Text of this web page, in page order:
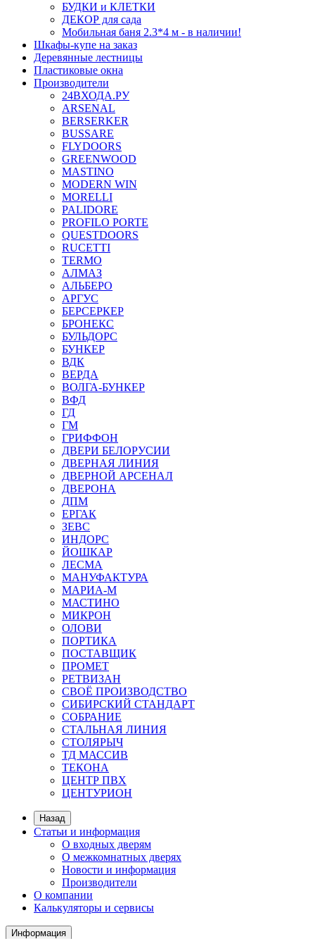
БУДКИ и КЛЕТКИ
ДЕКОР для сада
Мобильная баня 2.3*4 м - в наличии!
Шкафы-купе на заказ
Деревянные лестницы
Пластиковые окна
Производители
24ВХОДА.РУ
ARSENAL
BERSERKER
BUSSARE
FLYDOORS
GREENWOOD
MASTINO
MODERN WIN
MORELLI
PALIDORE
PROFILO PORTE
QUESTDOORS
RUCETTI
TERMO
АЛМАЗ
АЛЬБЕРО
АРГУС
БЕРСЕРКЕР
БРОНЕКС
БУЛЬДОРС
БУНКЕР
ВДК
ВЕРДА
ВОЛГА-БУНКЕР
ВФД
ГД
ГМ
ГРИФФОН
ДВЕРИ БЕЛОРУСИИ
ДВЕРНАЯ ЛИНИЯ
ДВЕРНОЙ АРСЕНАЛ
ДВЕРОНА
ДПМ
ЕРГАК
ЗЕВС
ИНДОРС
ЙОШКАР
ЛЕСМА
МАНУФАКТУРА
МАРИА-М
МАСТИНО
МИКРОН
ОЛОВИ
ПОРТИКА
ПОСТАВЩИК
ПРОМЕТ
РЕТВИЗАН
СВОЁ ПРОИЗВОДСТВО
СИБИРСКИЙ СТАНДАРТ
СОБРАНИЕ
СТАЛЬНАЯ ЛИНИЯ
СТОЛЯРЫЧ
ТД МАССИВ
ТЕКОНА
ЦЕНТР ПВХ
ЦЕНТУРИОН
Назад
Статьи и информация
О входных дверям
О межкомнатных дверях
Новости и информация
Производители
О компании
Калькуляторы и сервисы
Информация